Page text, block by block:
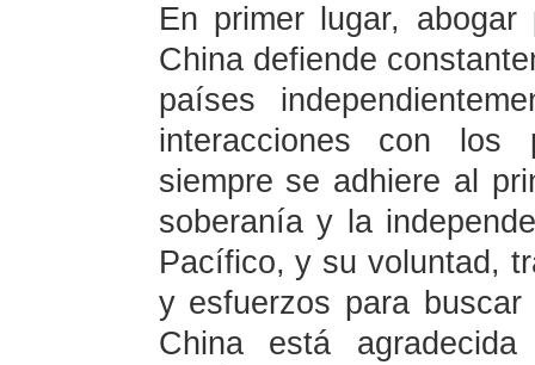
En primer lugar,
China defiende
países
interacciones con los
siempre se adhiere al
soberanía y la
Pacífico, y su voluntad,
y esfuerzos para
China está